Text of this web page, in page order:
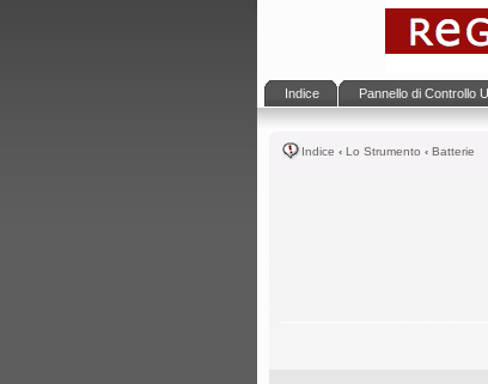
Indice Pannello di Controllo
Indice ‹ Lo Strumento ‹ Batterie